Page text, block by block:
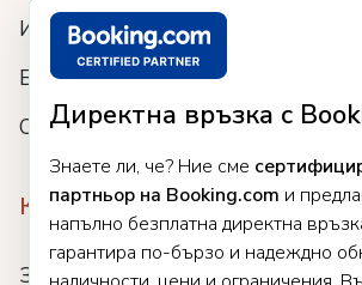
Директна връзка с
Знаете ли, че? Ние сме
партньор на Booking.com и
напълно безплатна директна
гарантира по-бързо и надеждно
Интеграции
Блог
Събития
Компания
За нас